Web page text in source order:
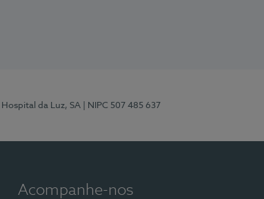
| Hospital da Luz, SA | NIPC 507 485 637
Acompanhe-nos